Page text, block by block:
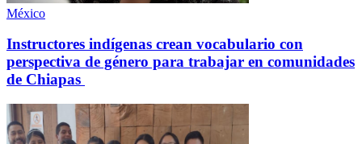
México
Instructores indígenas crean vocabulario con
perspectiva de género para trabajar en comunidades
de Chiapas